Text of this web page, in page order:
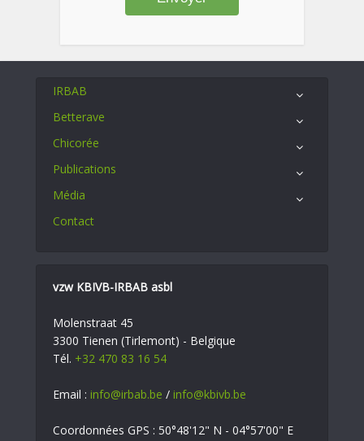
IRBAB
Betterave
Chicorée
Publications
Média
Contact
vzw KBIVB-IRBAB asbl
Molenstraat 45
3300 Tienen (Tirlemont) - Belgique
Tél. +32 470 83 16 54
Email : info@irbab.be / info@kbivb.be
Coordonnées GPS : 50°48'12" N - 04°57'00" E